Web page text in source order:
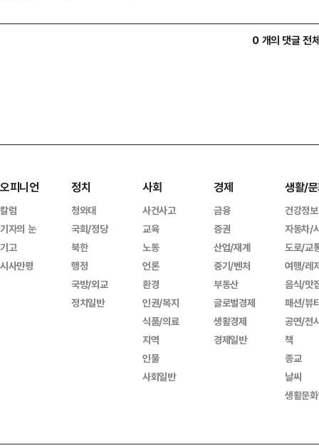
0 개의 댓글 전
오피니언
칼럼
기자의 눈
기고
시사만평
정치
청와대
국회/정당
북한
행정
국방/외교
정치일반
사회
사건사고
교육
노동
언론
환경
인권/복지
식품/의료
지역
인물
사회일반
경제
금융
증권
산업/재계
중기/벤처
부동산
글로벌경제
생활경제
경제일반
생활/
건강정보
자동차/
도로/교
여행/레
음식/맛
패션/뷰
공연/전
책
종교
날씨
생활문